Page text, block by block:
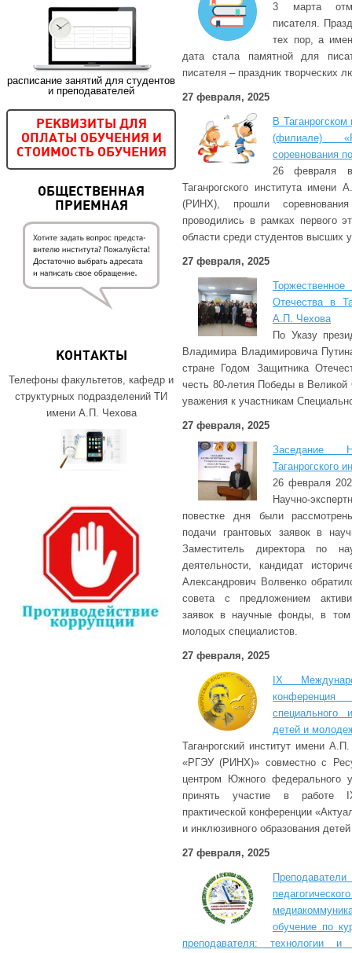
расписание занятий для студентов
и преподавателей
РЕКВИЗИТЫ ДЛЯ
ОПЛАТЫ ОБУЧЕНИЯ И
СТОИМОСТЬ ОБУЧЕНИЯ
ОБЩЕСТВЕННАЯ
ПРИЕМНАЯ
КОНТАКТЫ
Телефоны факультетов, кафедр и
структурных подразделений ТИ
имени А.П. Чехова
3 марта
писателя.
тех пор, а
дата стала памятной для
писателя – праздник творческих
27 февраля, 2025
В
(филиале)
соревнования
26 февраля
Таганрогского института
(РИНХ), прошли
проводились в рамках первого
области среди студентов высших
27 февраля, 2025
Отечества в
А.П. Чехова
По Указу
Владимира Владимировича
стране Годом Защитника
честь 80-летия Победы в Великой
уважения к участникам
27 февраля, 2025
Заседание
Таганрогского
26 февраля
Научно-
повестке дня были
подачи грантовых заявок в
Заместитель директора по
деятельности, кандидат
Александрович Волвенко
совета с предложением
заявок в научные фонды, в том
молодых специалистов.
27 февраля, 2025
IX
специального
детей и
Таганрогский институт имени
«РГЭУ (РИНХ)» совместно с
центром Южного федерального
принять участие в работе
практической конференции
и инклюзивного образования
27 февраля, 2025
обучение по
преподавателя: технологии